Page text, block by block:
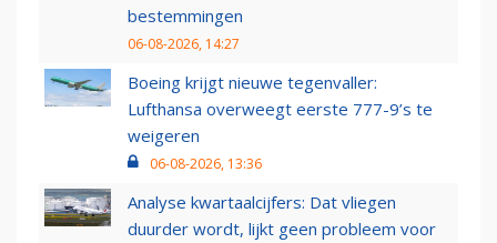
bestemmingen
06-08-2026, 14:27
Boeing krijgt nieuwe tegenvaller:
Lufthansa overweegt eerste 777-9’s te
weigeren
06-08-2026, 13:36
Analyse kwartaalcijfers: Dat vliegen
duurder wordt, lijkt geen probleem voor